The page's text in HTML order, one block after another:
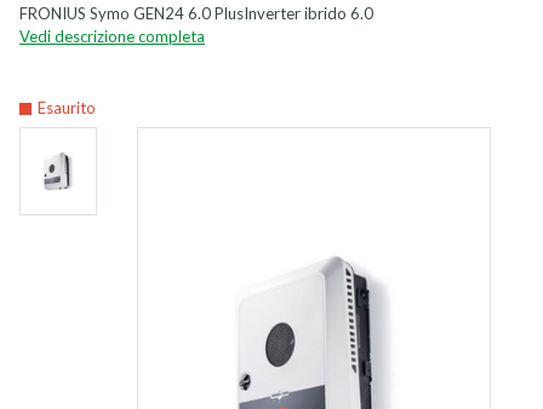
FRONIUS Symo GEN24 6.0 PlusInverter ibrido 6.0
Vedi descrizione completa
Esaurito